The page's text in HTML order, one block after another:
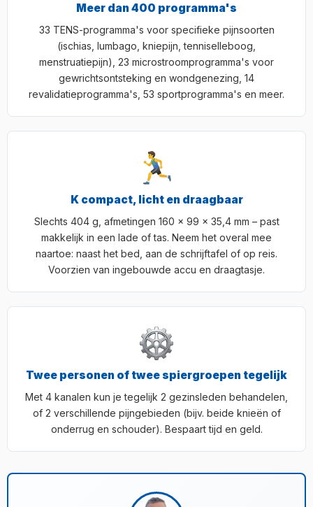
Meer dan 400 programma's
33 TENS-programma's voor specifieke pijnsoorten
(ischias, lumbago, kniepijn, tenniselleboog,
menstruatiepijn), 23 microstroomprogramma's voor
gewrichtsontsteking en wondgenezing, 14
revalidatieprogramma's, 53 sportprogramma's en meer.
K compact, licht en draagbaar
Slechts 404 g, afmetingen 160 × 99 × 35,4 mm – past
makkelijk in een lade of tas. Neem het overal mee
naartoe: naast het bed, aan de schrijftafel of op reis.
Voorzien van ingebouwde accu en draagtasje.
Twee personen of twee spiergroepen tegelijk
Met 4 kanalen kun je tegelijk 2 gezinsleden behandelen,
of 2 verschillende pijngebieden (bijv. beide knieën of
onderrug en schouder). Bespaart tijd en geld.